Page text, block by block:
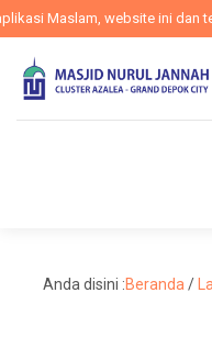
Maslam, website ini dan
Anda disini :Beranda /